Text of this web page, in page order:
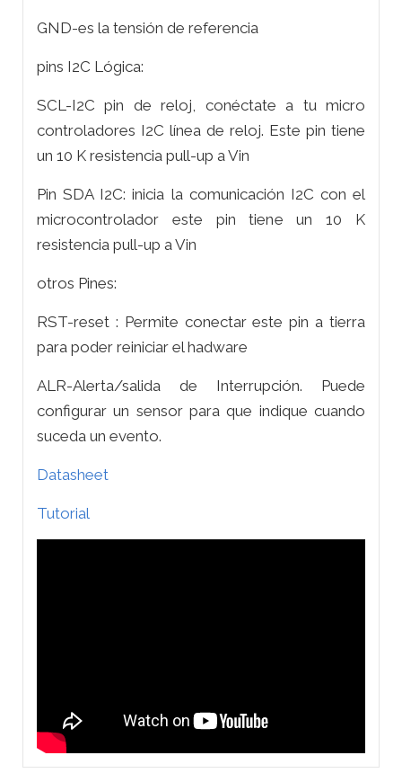
GND-es la tensión de referencia
pins I2C Lógica:
SCL-I2C pin de reloj, conéctate a tu micro
controladores I2C línea de reloj. Este pin tiene
un 10 K resistencia pull-up a Vin
Pin SDA I2C: inicia la comunicación I2C con el
microcontrolador este pin tiene un 10 K
resistencia pull-up a Vin
otros Pines:
RST-reset : Permite conectar este pin a tierra
para poder reiniciar el hadware
ALR-Alerta/salida de Interrupción. Puede
configurar un sensor para que indique cuando
suceda un evento.
Datasheet
Tutorial